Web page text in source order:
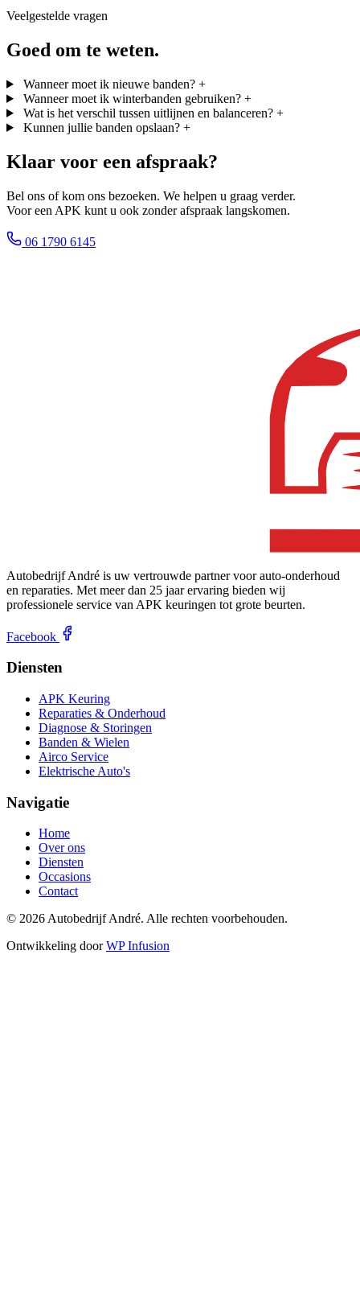
Veelgestelde vragen
Goed om te weten.
Wanneer moet ik nieuwe banden? +
Wanneer moet ik winterbanden gebruiken? +
Wat is het verschil tussen uitlijnen en balanceren? +
Kunnen jullie banden opslaan? +
Klaar voor een afspraak?
Bel ons of kom ons bezoeken. We helpen u graag verder.
Voor een APK kunt u ook zonder afspraak langskomen.
06 1790 6145
Autobedrijf André is uw vertrouwde partner voor auto-onderhoud
en reparaties. Met meer dan 25 jaar ervaring bieden wij
professionele service van APK keuringen tot grote beurten.
Facebook
Diensten
APK Keuring
Reparaties & Onderhoud
Diagnose & Storingen
Banden & Wielen
Airco Service
Elektrische Auto's
Navigatie
Home
Over ons
Diensten
Occasions
Contact
© 2026 Autobedrijf André. Alle rechten voorbehouden.
Ontwikkeling doorWP Infusion